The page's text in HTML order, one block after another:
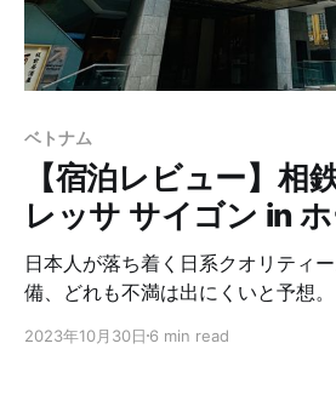
ベトナム
【宿泊レビュー】相
レッサ サイゴン in
日本人が落ち着く日系クオリティ
備、どれも不満は出にくいと予想。
2023年10月30日 6 min read